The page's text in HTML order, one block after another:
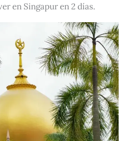
en Singapur en 2 días.